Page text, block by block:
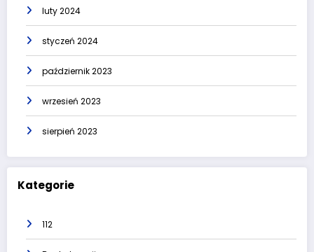
luty 2024
styczeń 2024
październik 2023
wrzesień 2023
sierpień 2023
Kategorie
112